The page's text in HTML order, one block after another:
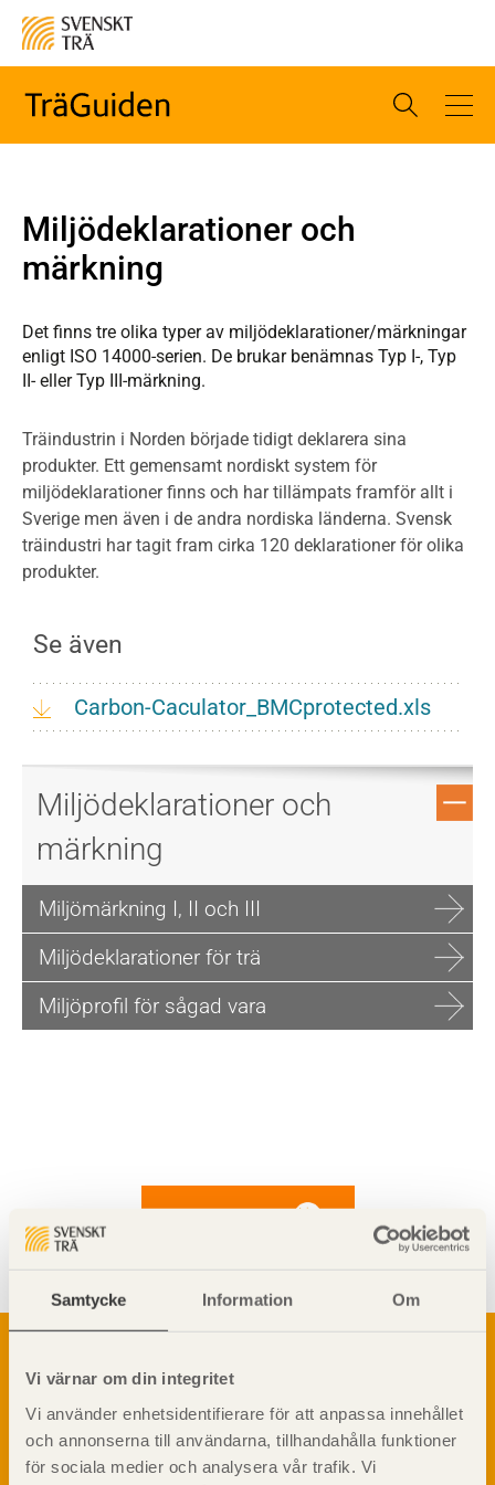
Samtycke Information Om
Vi värnar om din integritet
Vi använder enhetsidentifierare för att anpassa innehållet
och annonserna till användarna, tillhandahålla funktioner
för sociala medier och analysera vår trafik. Vi
Miljödeklarationer och
märkning
Det finns tre olika typer av miljödeklarationer/märkningar
enligt ISO 14000-serien. De brukar benämnas Typ I-, Typ
II- eller Typ III-märkning.
Träindustrin i Norden började tidigt deklarera sina
produkter. Ett gemensamt nordiskt system för
miljödeklarationer finns och har tillämpats framför allt i
Sverige men även i de andra nordiska länderna. Svensk
träindustri har tagit fram cirka 120 deklarationer för olika
produkter.
Se även
Carbon-Caculator_BMCprotected.xls
Miljödeklarationer och
märkning
Miljömärkning I, II och III
Miljödeklarationer för trä
Miljöprofil för sågad vara
Visa sajtkarta
Om trä
Materialet trä
Skogsbruk
Barrträdets uppbyggnad
Träets egenskaper och kvalitet
TräGuiden är den digitala handboken för trä och
träbyggande och innehåller information om
materialet trä samt instruktioner för byggande
med trä.